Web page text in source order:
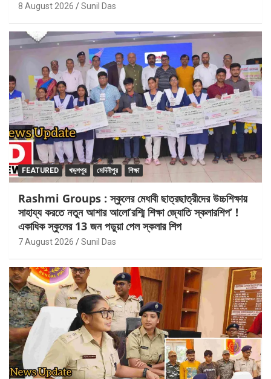
8 August 2026 Sunil Das
FEATURED খড়্গপুর মেদিনীপুর শিক্ষা
Rashmi Groups : স্কুলের মেধাবী ছাত্রছাত্রীদের উচ্চশিক্ষায়
সাহায্য করতে নতুন আশার আলো’রশ্মি শিক্ষা জ্যোতি স্কলারশিপ’ !
একাধিক স্কুলের 13 জন পড়ুয়া পেল স্কলার শিপ
7 August 2026 Sunil Das